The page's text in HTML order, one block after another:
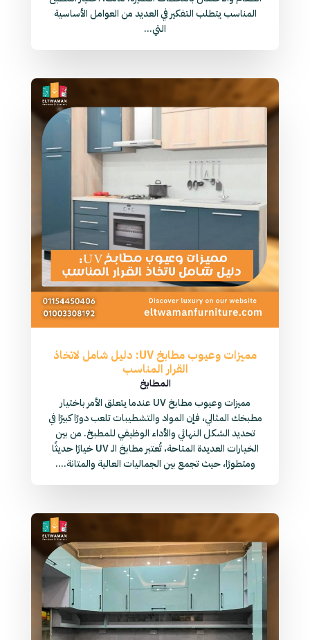
المناسب يتطلب التفكير في العديد من العوامل الأساسية
التي...
مميزات وعيوب مطابخ UV: دليل شامل لاتخاذ
القرار المناسب
المطابخ
مميزات وعيوب مطابخ UV عندما يتعلق الأمر باختيار
مطبخك المثالي، فإن المواد والتشطيبات تلعب دورًا كبيرًا في
تحديد الشكل النهائي والأداء الوظيفي للمطبخ. من بين
الخيارات العديدة المتاحة، تُعتبر مطابخ الـ UV خيارًا حديثًا
ومتطورًا، حيث تجمع بين الجماليات العالية والمتانة....